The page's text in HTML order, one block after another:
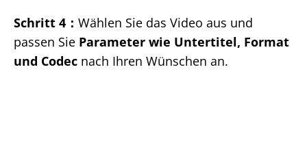
Schritt 4： Wählen Sie das Video aus und
passen Sie Parameter wie Untertitel, Format
und Codec nach Ihren Wünschen an.